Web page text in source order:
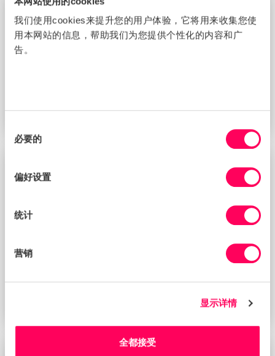
我们使用cookies来提升您的用户体验，它将用来收集您使
用本网站的信息，帮助我们为您提供个性化的内容和广
告。
必要的
偏好设置
统计
营销
显示详情
全都接受
新闻资讯
新闻资讯
Sedex 供应链大奖获奖企业采访：伊利集团